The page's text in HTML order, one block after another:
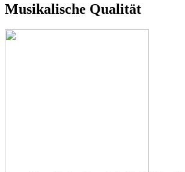
Musikalische Qualität